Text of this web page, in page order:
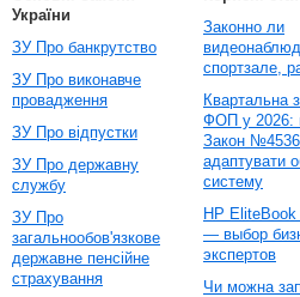
України
ЗУ Про банкрутство
ЗУ Про виконавче
провадження
ЗУ Про відпустки
ЗУ Про державну
службу
ЗУ Про
загальнообов'язкове
державне пенсійне
страхування
Законно ли
спортзале,
Квартальна
ФОП у 2026:
Закон
адаптувати
систему
HP
— выбор
экспертов
Чи можна